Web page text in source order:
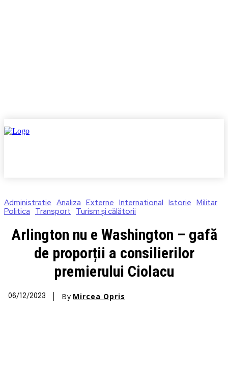
Administratie Analiza Externe International Istorie Militar
Politica Transport Turism și călătorii
Arlington nu e Washington – gafă
de proporții a consilierilor
premierului Ciolacu
06/12/2023 By Mircea Opris